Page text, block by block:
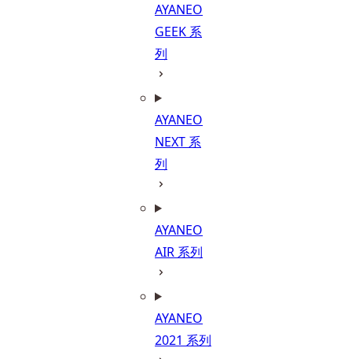
AYANEO
GEEK 系
列
AYANEO
NEXT 系
列
AYANEO
AIR 系列
AYANEO
2021 系列